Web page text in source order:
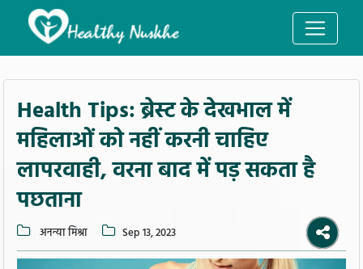
Health Tips: ब्रेस्ट के देखभाल में
महिलाओं को नहीं करनी चाहिए
लापरवाही, वरना बाद में पड़ सकता है
पछताना
अनन्या मिश्रा Sep 13, 2023